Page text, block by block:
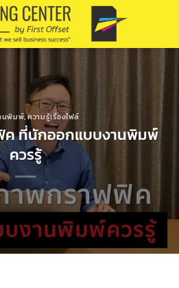
นพิมพ์,ความรู้เรื่องไฟล์
ค ที่นักออกแบบงานพิมพ์
ควรรู้